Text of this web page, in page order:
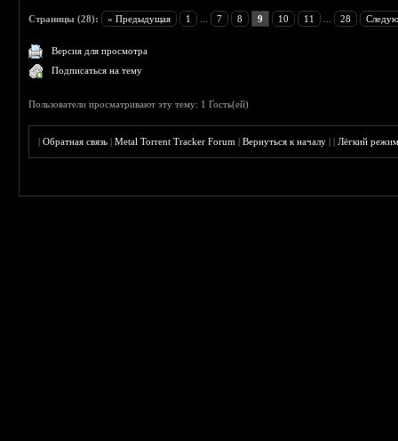
Страницы (28): « Предыдущая 1 7 8 9 10 11 28
Версия для просмотра
Подписаться на тему
Пользователи просматривают эту тему: 1 Гость(ей)
|Обратная связь |Metal Torrent Tracker Forum |Вернуться к началу ||Лёгкий